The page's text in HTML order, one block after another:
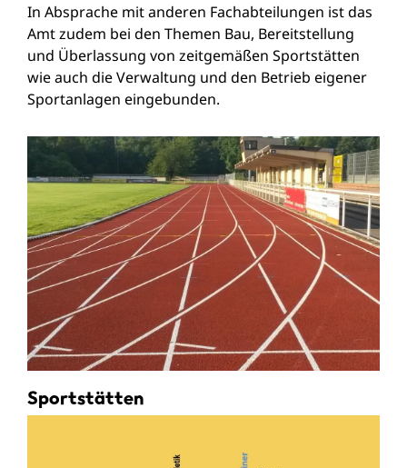
In Absprache mit anderen Fachabteilungen ist das
Amt zudem bei den Themen Bau, Bereitstellung
und Überlassung von zeitgemäßen Sportstätten
wie auch die Verwaltung und den Betrieb eigener
Sportanlagen eingebunden.
Sportstätten